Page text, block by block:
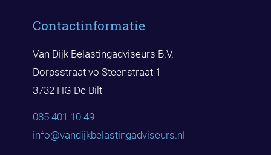
Contactinformatie
Van Dijk Belastingadviseurs B.V.
Dorpsstraat vo Steenstraat 1
3732 HG De Bilt
085 401 10 49
info@vandijkbelastingadviseurs.nl